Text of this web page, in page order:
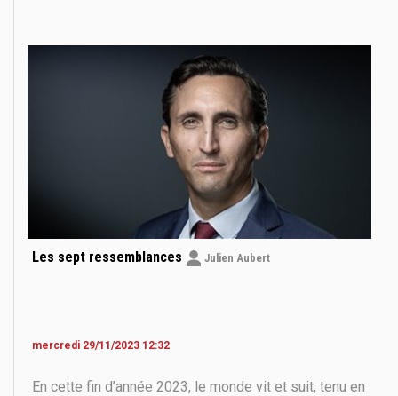
de 60 % des intentions de vote contre
Les sept ressemblances Julien Aubert
mercredi 29/11/2023 12:32
En cette fin d’année 2023, le monde vit et suit, tenu en